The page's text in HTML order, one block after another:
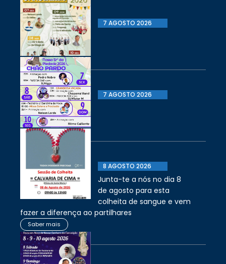
7 AGOSTO 2026
7 AGOSTO 2026
8 AGOSTO 2026
Junta-te a nós no dia 8
de agosto para esta
colheita de sangue e vem
fazer a diferença ao partilhares
Saber mais